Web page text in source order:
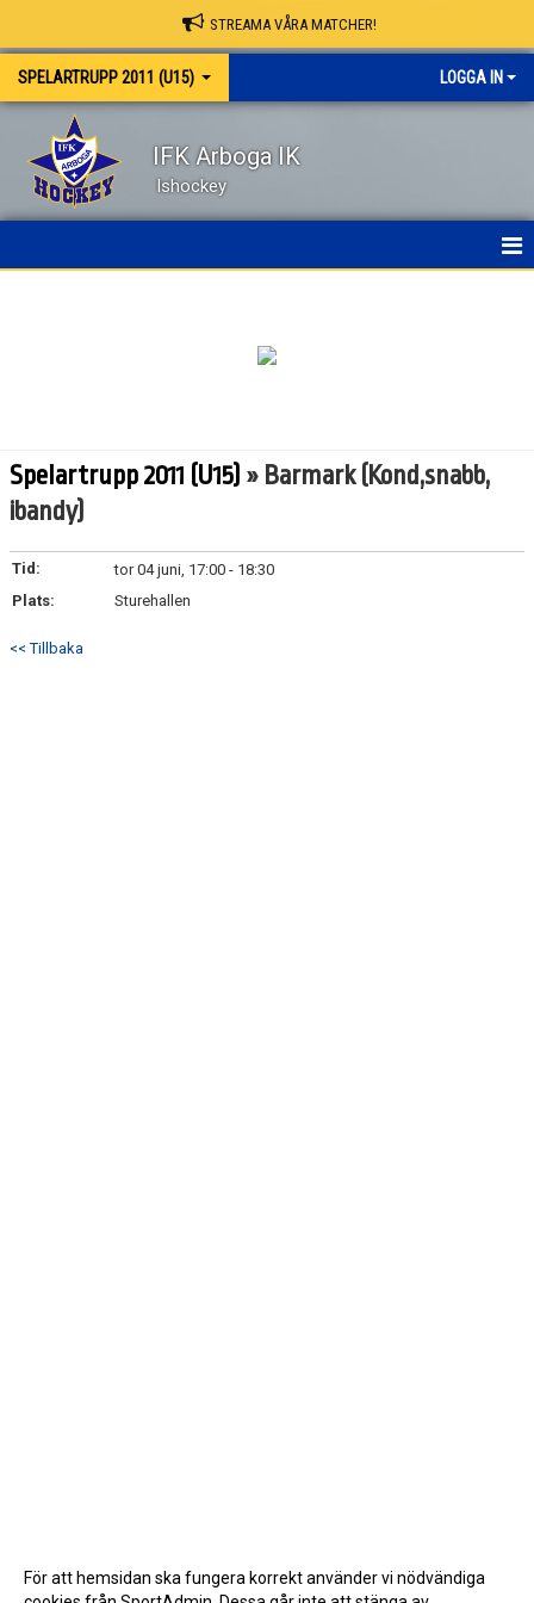
STREAMA VÅRA MATCHER!
SPELARTRUPP 2011 (U15) LOGGA IN
IFK Arboga IK
Ishockey
TRUPPEN
BILDGALLERI
DOKUMENT
KONTAKT
Spelartrupp 2011 (U15) » Barmark (Kond,snabb,
ibandy)
Tid:
tor 04 juni, 17:00 - 18:30
Plats:
Sturehallen
<< Tillbaka
För att hemsidan ska fungera korrekt använder vi nödvändiga